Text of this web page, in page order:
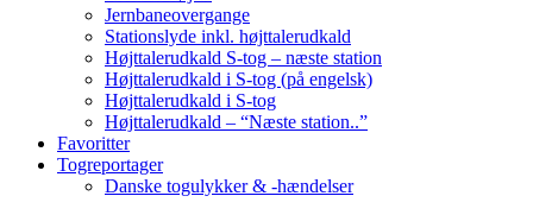
Jernbaneovergange
Stationslyde inkl. højttalerudkald
Højttalerudkald S-tog – næste station
Højttalerudkald i S-tog (på engelsk)
Højttalerudkald i S-tog
Højttalerudkald – “Næste station..”
Favoritter
Togreportager
Danske togulykker & -hændelser